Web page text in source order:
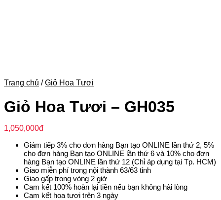
Trang chủ / Giỏ Hoa Tươi
Giỏ Hoa Tươi – GH035
1,050,000đ
Giảm tiếp 3% cho đơn hàng Bạn tạo ONLINE lần thứ 2, 5%
cho đơn hàng Bạn tạo ONLINE lần thứ 6 và 10% cho đơn
hàng Bạn tạo ONLINE lần thứ 12 (Chỉ áp dụng tại Tp. HCM)
Giao miễn phí trong nội thành 63/63 tỉnh
Giao gấp trong vòng 2 giờ
Cam kết 100% hoàn lại tiền nếu bạn không hài lòng
Cam kết hoa tươi trên 3 ngày